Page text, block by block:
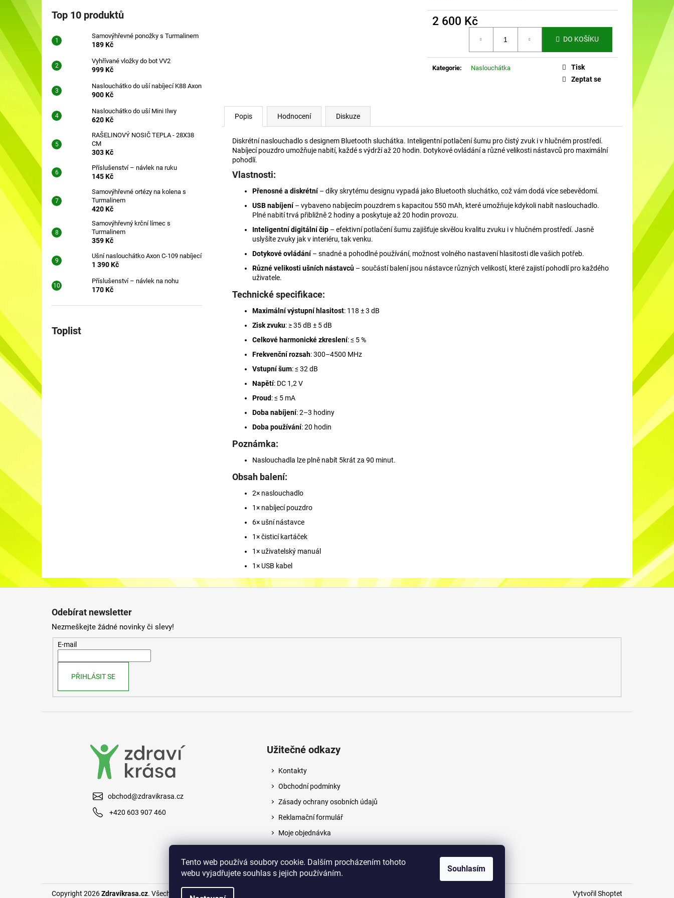
Tento web používá soubory cookie. Dalším procházením tohoto
webu vyjadřujete souhlas s jejich používáním.
Souhlasím
Top 10 produktů
Samovýhřevné ponožky s Turmalinem
189 Kč
Vyhřívané vložky do bot VV2
999 Kč
Naslouchátko do uší nabíjecí K88 Axon
900 Kč
Naslouchátko do uší Mini Ilwy
620 Kč
RAŠELINOVÝ NOSIČ TEPLA - 28X38
CM
303 Kč
Příslušenství – návlek na ruku
145 Kč
Samovýhřevné ortézy na kolena s
Turmalinem
420 Kč
Samovýhřevný krční límec s
Turmalinem
359 Kč
Ušní naslouchátko Axon C-109 nabíjecí
1 390 Kč
Příslušenství – návlek na nohu
170 Kč
Toplist
2 600 Kč
DO KOŠÍKU
Kategorie: Naslouchátka
Tisk
Zeptat se
Popis Hodnocení Diskuze
Diskrétní naslouchadlo s designem Bluetooth sluchátka. Inteligentní potlačení šumu pro čistý zvuk i v hlučném prostředí.
Nabíjecí pouzdro umožňuje nabití, každé s výdrží až 20 hodin. Dotykové ovládání a různé velikosti nástavců pro maximální
pohodlí.
Vlastnosti:
Přenosné a diskrétní– díky skrytému designu vypadá jako Bluetooth sluchátko, což vám dodá více sebevědomí.
USB nabíjení– vybaveno nabíjecím pouzdrem s kapacitou 550 mAh, které umožňuje kdykoli nabít naslouchadlo.
Plné nabití trvá přibližně 2 hodiny a poskytuje až 20 hodin provozu.
Inteligentní digitální čip – efektivní potlačení šumu zajišťuje skvělou kvalitu zvuku i v hlučném prostředí. Jasně
uslyšíte zvuky jak v interiéru, tak venku.
Dotykové ovládání– snadné a pohodlné používání, možnost volného nastavení hlasitosti dle vašich potřeb.
Různé velikosti ušních nástavců – součástí balení jsou nástavce různých velikostí, které zajistí pohodlí pro každého
uživatele.
Technické specifikace:
Maximální výstupní hlasitost: 118 ± 3 dB
Zisk zvuku: ≥ 35 dB ± 5 dB
Celkové harmonické zkreslení: ≤ 5 %
Frekvenční rozsah: 300–4500 MHz
Vstupní šum: ≤ 32 dB
Napětí: DC 1,2 V
Proud: ≤ 5 mA
Doba nabíjení: 2–3 hodiny
Doba používání: 20 hodin
Poznámka:
Naslouchadla lze plně nabít 5krát za 90 minut.
Obsah balení:
2× naslouchadlo
1× nabíjecí pouzdro
6× ušní nástavce
1× čisticí kartáček
1× uživatelský manuál
1× USB kabel
TURMALINEM
Odebírat newsletter
Nezmeškejte žádné novinky či slevy!
E-mail
PŘIHLÁSIT SE
obchod@zdravikrasa.cz
+420 603 907 460
Užitečné odkazy
Kontakty
Obchodní podmínky
Zásady ochrany osobních údajů
Reklamační formulář
Moje objednávka
Vytvořil Shoptet
Copyright 2026Zdravíkrasa.cz. Všechna práva vyhrazena.